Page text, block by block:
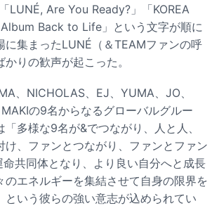
LUNÉ, Are You Ready?」「KOREA
Back to Life」という文字が順に
に集まったLUNÉ（＆TEAMファンの呼
りの歓声が起こった。
、NICHOLAS、EJ、YUMA、JO、
の9名からなるグローバルグルー
多様な9名が&でつながり、人と人、
け、ファンとつながり、ファンとファン
共同体となり、より良い自分へと成長
のエネルギーを集結させて自身の限界を
という彼らの強い意志が込められてい